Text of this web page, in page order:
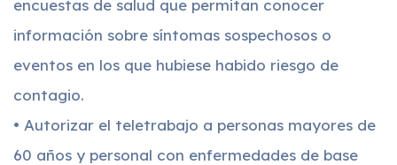
encuestas de salud que permitan conocer
información sobre síntomas sospechosos o
eventos en los que hubiese habido riesgo de
contagio.
• Autorizar el teletrabajo a personas mayores de
60 años y personal con enfermedades de base